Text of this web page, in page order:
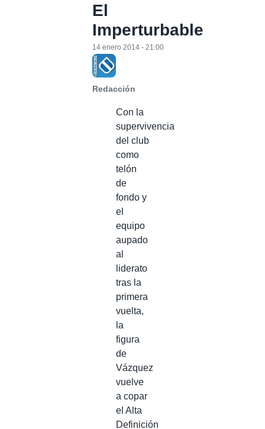
El
Imperturbable
Redacción
14 enero 2014 - 21:00
Con la
supervivencia
del club
como
telón
de
fondo y
el
equipo
aupado
al
liderato
tras la
primera
vuelta,
la
figura
de
Vázquez
vuelve
a copar
el Alta
Definición